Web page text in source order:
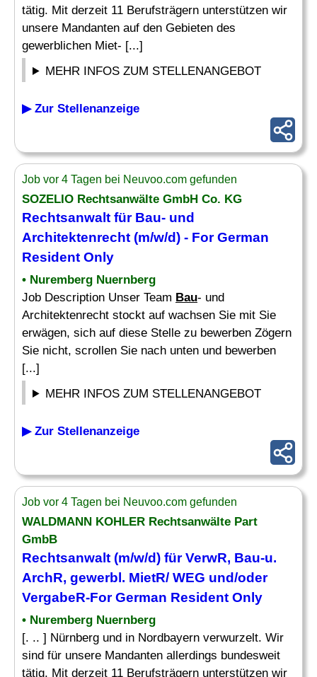
tätig. Mit derzeit 11 Berufsträgern unterstützen wir
unsere Mandanten auf den Gebieten des
gewerblichen Miet- [...]
MEHR INFOS ZUM STELLENANGEBOT
▶ Zur Stellenanzeige
Job vor 4 Tagen bei Neuvoo.com gefunden
SOZELIO Rechtsanwälte GmbH Co. KG
Rechtsanwalt für Bau- und
Architektenrecht (m/w/d) - For German
Resident Only
• Nuremberg Nuernberg
Job Description Unser Team Bau- und
Architektenrecht stockt auf wachsen Sie mit Sie
erwägen, sich auf diese Stelle zu bewerben Zögern
Sie nicht, scrollen Sie nach unten und bewerben
[...]
MEHR INFOS ZUM STELLENANGEBOT
▶ Zur Stellenanzeige
Job vor 4 Tagen bei Neuvoo.com gefunden
WALDMANN KOHLER Rechtsanwälte Part
GmbB
Rechtsanwalt (m/w/d) für VerwR, Bau-u.
ArchR, gewerbl. MietR/ WEG und/oder
VergabeR-For German Resident Only
• Nuremberg Nuernberg
[. .. ] Nürnberg und in Nordbayern verwurzelt. Wir
sind für unsere Mandanten allerdings bundesweit
tätig. Mit derzeit 11 Berufsträgern unterstützen wir